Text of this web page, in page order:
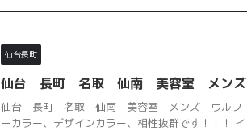
仙台長町
仙台 長町 名取 仙南 美容室 メン
仙台 長町 名取 仙南 美容室 メンズ ウルフ マ
ーカラー、デザインカラー、相性抜群です！！！